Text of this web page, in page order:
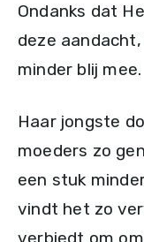
Ondanks dat
deze
minder blij mee.
Haar jongste
moeders zo
een stuk
vindt het zo